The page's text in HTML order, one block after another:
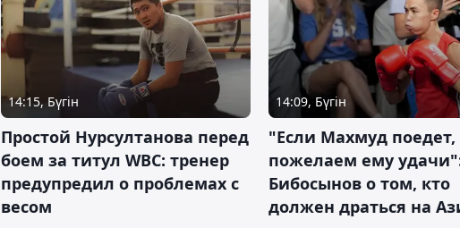
14:15, Бүгін
Простой Нурсултанова перед
боем за титул WBC: тренер
предупредил о проблемах с
весом
14:09, Бүгін
"Если Махмуд
пожелаем ему
Бибосынов о том, кто
должен драться на